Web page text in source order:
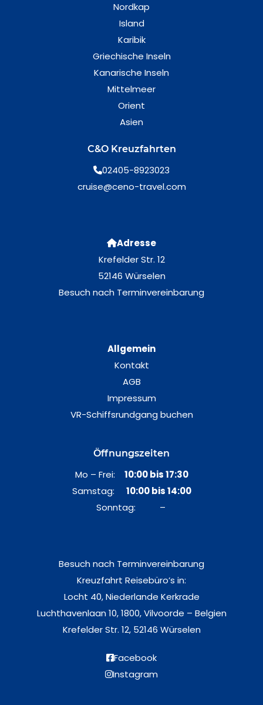
Nordkap
Island
Karibik
Griechische Inseln
Kanarische Inseln
Mittelmeer
Orient
Asien
C&O Kreuzfahrten
02405-8923023
cruise@ceno-travel.com
Adresse
Krefelder Str. 12
52146 Würselen
Besuch nach Terminvereinbarung
Allgemein
Kontakt
AGB
Impressum
VR-Schiffsrundgang buchen
Öffnungszeiten
Mo – Frei: 10:00 bis 17:30
Samstag: 10:00 bis 14:00
Sonntag: –
Besuch nach Terminvereinbarung
Kreuzfahrt Reisebüro’s in:
Locht 40, Niederlande Kerkrade
Luchthavenlaan 10, 1800, Vilvoorde – Belgien
Krefelder Str. 12, 52146 Würselen
Facebook
Instagram